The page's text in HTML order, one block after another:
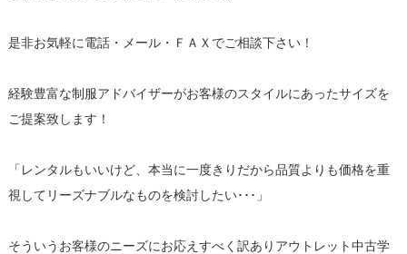
是非お気軽に電話・メール・ＦＡＸでご相談下さい！
経験豊富な制服アドバイザーがお客様のスタイルにあったサイズを
ご提案致します！
「レンタルもいいけど、本当に一度きりだから品質よりも価格を重
視してリーズナブルなものを検討したい･･･」
そういうお客様のニーズにお応えすべく訳ありアウトレット中古学